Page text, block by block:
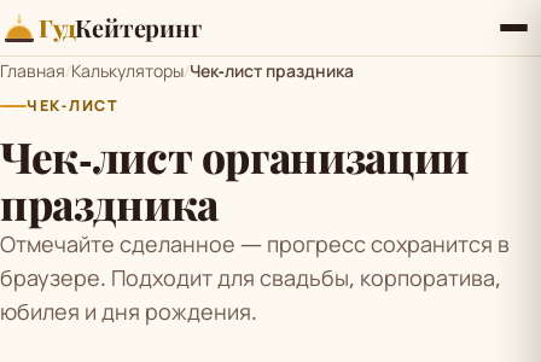
ГудКейтеринг
Главная/Калькуляторы/Чек-лист праздника
ЧЕК-ЛИСТ
Чек-лист организации
праздника
Отмечайте сделанное — прогресс сохранится в
браузере. Подходит для свадьбы, корпоратива,
юбилея и дня рождения.